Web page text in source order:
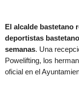
El alcalde bastetano
deportistas
semanas. Una
Powelifting, los
oficial en el